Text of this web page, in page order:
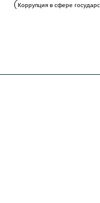
Коррупция в сфере